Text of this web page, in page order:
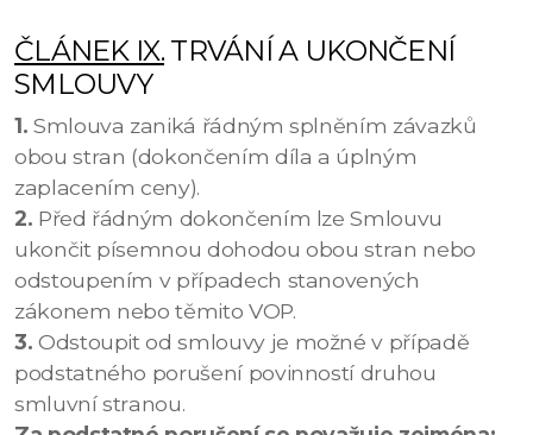
ČLÁNEK IX.TRVÁNÍ A UKONČENÍ
SMLOUVY
1. Smlouva zaniká řádným splněním závazků
obou stran (dokončením díla a úplným
zaplacením ceny).
2. Před řádným dokončením lze Smlouvu
ukončit písemnou dohodou obou stran nebo
odstoupením v případech stanovených
zákonem nebo těmito VOP.
3. Odstoupit od smlouvy je možné v případě
podstatného porušení povinností druhou
smluvní stranou.